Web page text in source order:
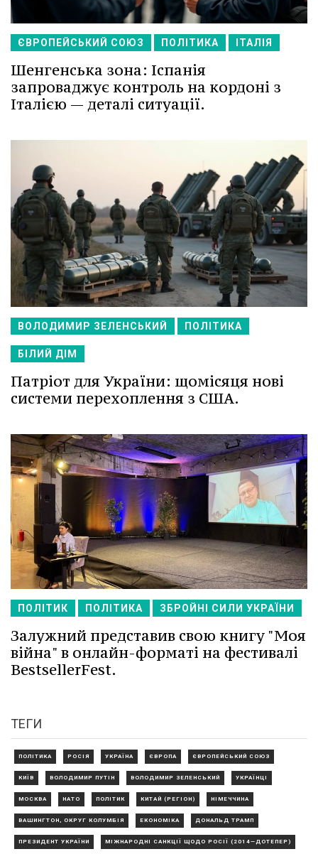
ЄВРОПЕЙСЬКИЙ СОЮЗ ПОЛІТИКА ІТАЛІЯ
Шенгенська зона: Іспанія
запроваджує контроль на кордоні з
Італією — деталі ситуації.
ВОЛОДИМИР ЗЕЛЕНСЬКИЙ ПОЛІТИКА
БІЛИЙ ДІМ
Патріот для України: щомісяця нові
системи перехоплення з США.
ПОЛІТИК ПОЛІТИКА ЗБРОЙНІ СИЛИ УКРАЇНИ
Залужний представив свою книгу "Моя
війна" в онлайн-форматі на фестивалі
BestsellerFest.
ТЕГИ
ПОЛІТИКА РОСІЯ УКРАЇНА ЄВРОПА ЄВРОПЕЙСЬКИЙ СОЮЗ
КИЇВ ВОЛОДИМИР ПУТІН ВОЛОДИМИР ЗЕЛЕНСЬКИЙ УКРАЇНЦІ
МОСКВА НАТО ПОЛІТИК КИТАЙ (РЕГІОН) НІМЕЧЧИНА
ВАШИНГТОН, ОКРУГ КОЛУМБІЯ ЕКОНОМІКА ДОНАЛЬД ТРАМП
ПРЕЗИДЕНТ УКРАЇНИ МІЖНАРОДНІ САНКЦІЇ ЩОДО РОСІЇ (2014—ДОТЕПЕР)